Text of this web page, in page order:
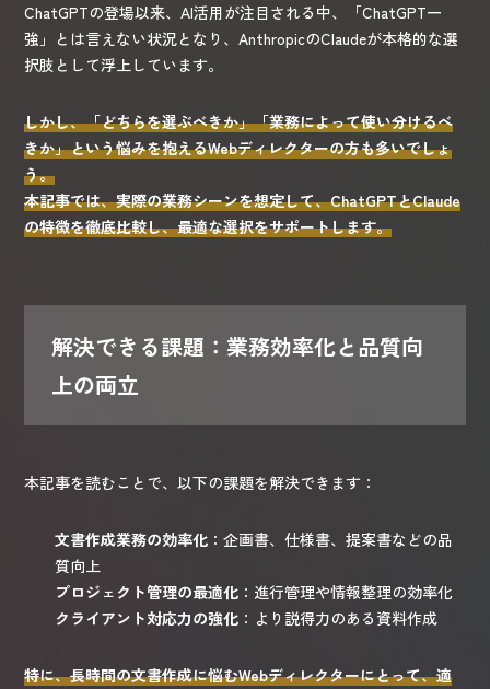
ChatGPTの登場以来、AI活用が注目される中、「ChatGPT一
強」とは言えない状況となり、AnthropicのClaudeが本格的な選
択肢として浮上しています。
しかし、「どちらを選ぶべきか」「業務によって使い分けるべ
きか」という悩みを抱えるWebディレクターの方も多いでしょ
う。
本記事では、実際の業務シーンを想定して、ChatGPTとClaude
の特徴を徹底比較し、最適な選択をサポートします。
解決できる課題：業務効率化と品質向
上の両立
本記事を読むことで、以下の課題を解決できます：
文書作成業務の効率化 ：企画書、仕様書、提案書などの品
質向上
プロジェクト管理の最適化 ：進行管理や情報整理の効率化
クライアント対応力の強化 ：より説得力のある資料作成
特に、長時間の文書作成に悩むWebディレクターにとって、適